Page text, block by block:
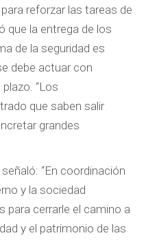
reforzar las tareas de
que la entrega de los
de la seguridad es
debe actuar con
“Los
que saben salir
grandes
“En coordinación
y la sociedad
para cerrarle el camino a
y el patrimonio de las